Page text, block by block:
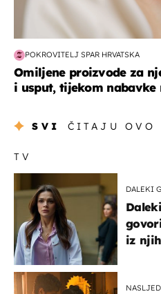
POKROVITELJ SPAR HRVATSKA
Omiljene proizvode za
i usput, tijekom nabavke
SVI ČITAJU OVO
TV
DALEKI
iz